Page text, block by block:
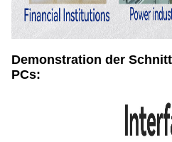
Demonstration der
PCs: